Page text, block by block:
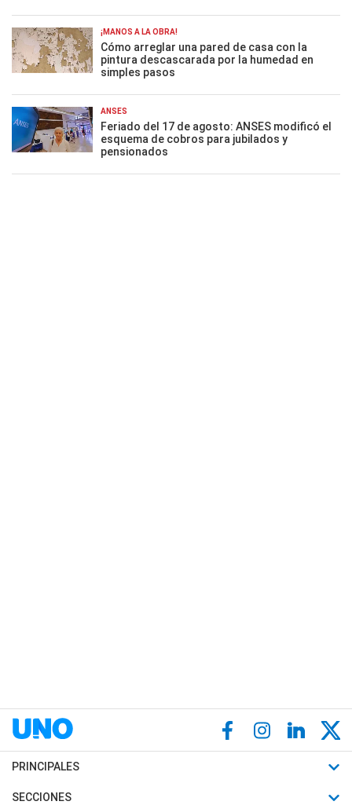
¡MANOS A LA OBRA!
Cómo arreglar una pared de casa con la
pintura descascarada por la humedad en
simples pasos
ANSES
Feriado del 17 de agosto: ANSES modificó el
esquema de cobros para jubilados y
pensionados
PRINCIPALES
Últimas Noticias
SECCIONES